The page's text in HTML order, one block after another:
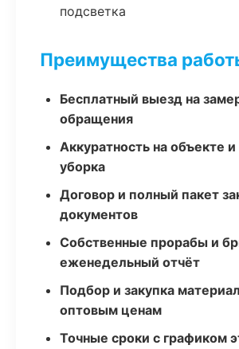
подсветка
Преимущества
Бесплатный выезд на
обращения
Аккуратность на объекте
уборка
Договор и полный пакет
документов
Собственные прорабы и
еженедельный отчёт
Подбор и закупка
оптовым ценам
Точные сроки с графиком